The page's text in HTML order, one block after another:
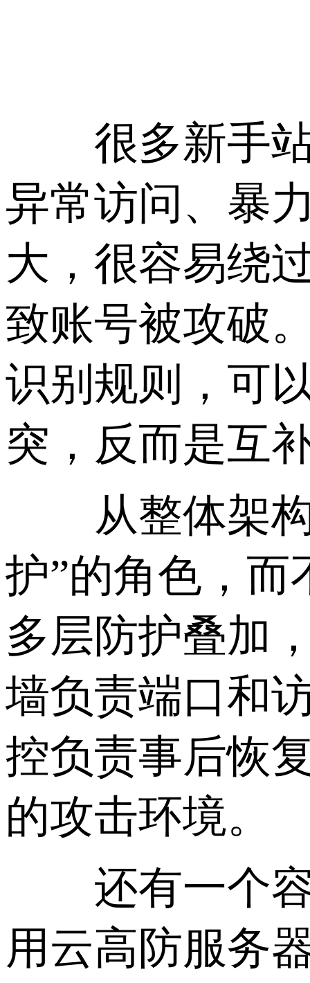
很多新手站
异常访问、暴
大，很容易绕
致账号被攻破
识别规则，可
突，反而是互
从整体架构
护”的角色，而
多层防护叠加
墙负责端口和
控负责事后恢
的攻击环境。
还有一个容
用云高防服务